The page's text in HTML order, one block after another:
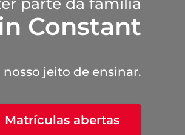
parte da família
Constant
nosso jeito de ensinar.
Matrículas abertas